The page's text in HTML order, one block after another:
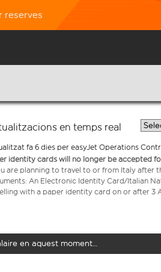
reserves
en temps real
fa 6 dies per easyJet Operations
identity cards will no longer be accepted
are planning to travel to or from Italy after
An Electronic Identity Card/Italian
with a paper identity card on or after 3
en aquest moment…